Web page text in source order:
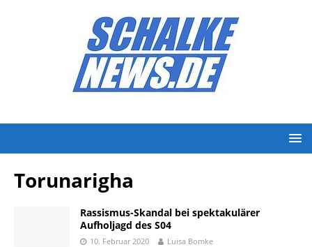
Torunarigha
Rassismus-Skandal bei spektakulärer
Aufholjagd des S04
10. Februar 2020 Luisa Bomke